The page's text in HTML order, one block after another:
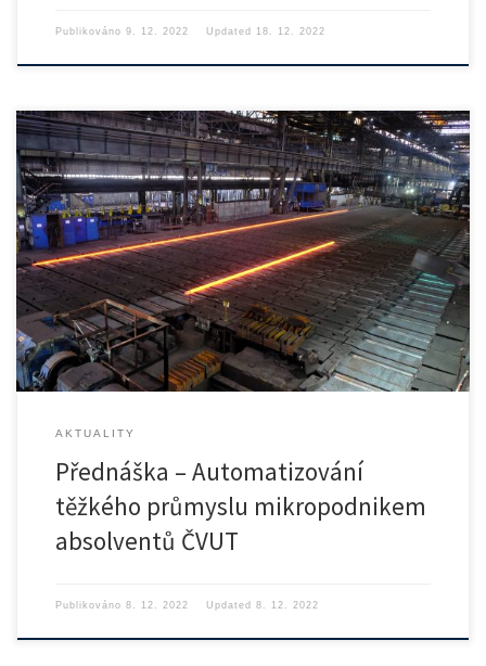
Publikováno 9. 12. 2022 Updated 18. 12. 2022
Přednáška se koná ve středu 14.12 od 16:00 v posluchárně […]
AKTUALITY
Přednáška – Automatizování
těžkého průmyslu mikropodnikem
absolventů ČVUT
Publikováno 8. 12. 2022 Updated 8. 12. 2022